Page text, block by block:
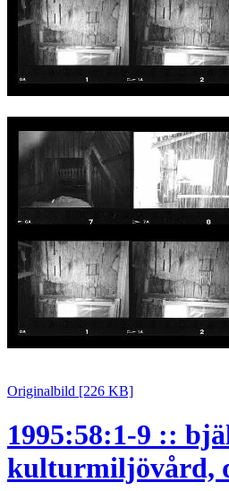
Originalbild [226 KB]
1995:58:1-9 ::
kulturmiljövård,